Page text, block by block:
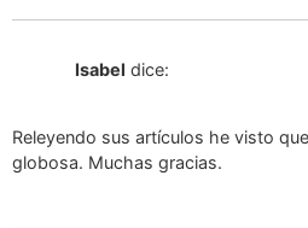
Isabel dice:
Releyendo sus artículos he visto
globosa. Muchas gracias.